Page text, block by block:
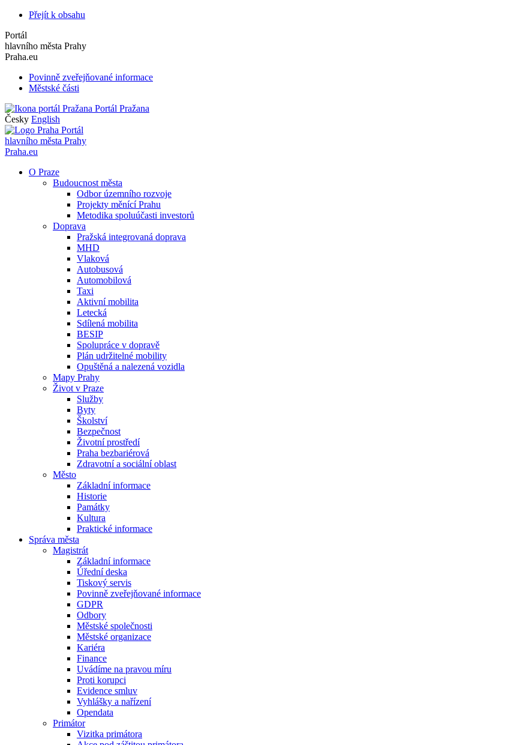
Přejít k obsahu
Portál
hlavního města Prahy
Praha.eu
Povinně zveřejňované informace
Městské části
Portál Pražana
Česky English
Portál
hlavního města Prahy
Praha.eu
O Praze
Budoucnost města
Odbor územního rozvoje
Projekty měnící Prahu
Metodika spoluúčasti investorů
Doprava
Pražská integrovaná doprava
MHD
Vlaková
Autobusová
Automobilová
Taxi
Aktivní mobilita
Letecká
Sdílená mobilita
BESIP
Spolupráce v dopravě
Plán udržitelné mobility
Opuštěná a nalezená vozidla
Mapy Prahy
Život v Praze
Služby
Byty
Školství
Bezpečnost
Životní prostředí
Praha bezbariérová
Zdravotní a sociální oblast
Město
Základní informace
Historie
Památky
Kultura
Praktické informace
Správa města
Magistrát
Základní informace
Úřední deska
Tiskový servis
Povinně zveřejňované informace
GDPR
Odbory
Městské společnosti
Městské organizace
Kariéra
Finance
Uvádíme na pravou míru
Proti korupci
Evidence smluv
Vyhlášky a nařízení
Opendata
Primátor
Vizitka primátora